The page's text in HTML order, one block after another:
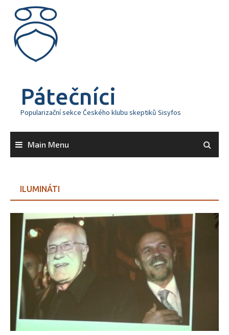
content
Pátečníci
Popularizační sekce Českého klubu skeptiků Sisyfos
Main Menu
ILUMINÁTI